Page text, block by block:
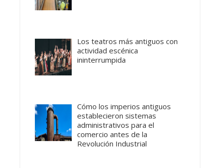
Los teatros más antiguos con
actividad escénica
ininterrumpida
Cómo los imperios antiguos
establecieron sistemas
administrativos para el
comercio antes de la
Revolución Industrial